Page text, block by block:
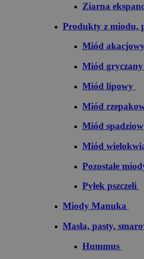
Ziarna
Produkty z miodu,
Miód
Miód gryczany
Miód lipowy
Miód
Miód
Miód
Pozostałe
Pyłek pszczeli
Miody Manuka
Masła, pasty,
Hummus